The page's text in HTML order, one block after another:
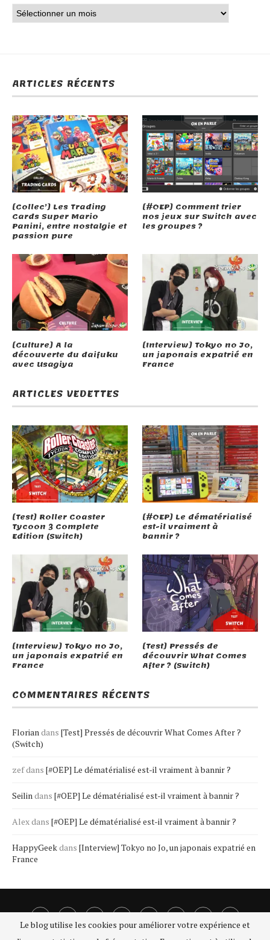
ARTICLES RÉCENTS
[Collec’] Les Trading
Cards Super Mario
Panini, entre nostalgie et
passion pure
[#OEP] Comment trier
nos jeux sur Switch avec
les groupes ?
[Culture] A la
découverte du daifuku
avec Usagiya
[Interview] Tokyo no Jo,
un japonais expatrié en
France
ARTICLES VEDETTES
[Test] Roller Coaster
Tycoon 3 Complete
Edition (Switch)
[#OEP] Le dématérialisé
est-il vraiment à
bannir ?
[Interview] Tokyo no Jo,
un japonais expatrié en
France
[Test] Pressés de
découvrir What Comes
After ? (Switch)
COMMENTAIRES RÉCENTS
Floriandans [Test] Pressés de découvrir What Comes After ?
(Switch)
zefdans [#OEP] Le dématérialisé est-il vraiment à bannir ?
Seilindans [#OEP] Le dématérialisé est-il vraiment à bannir ?
Alexdans [#OEP] Le dématérialisé est-il vraiment à bannir ?
HappyGeekdans [Interview] Tokyo no Jo, un japonais expatrié en
France
Le blog utilise les cookies pour améliorer votre expérience et